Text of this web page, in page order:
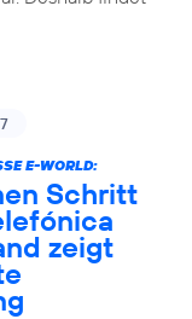
E-WORLD:
Schritt
zeigt